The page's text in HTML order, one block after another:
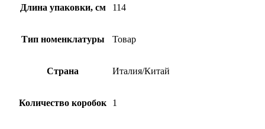
Длина упаковки, см 114
Тип номенклатуры Товар
Страна Италия/Китай
Количество коробок 1